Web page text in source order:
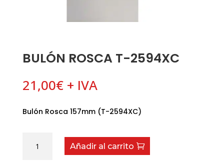
BULÓN ROSCA T-2594XC
21,00€ + IVA
Bulón Rosca 157mm (T-2594XC)
Rosca
Añadir al carrito